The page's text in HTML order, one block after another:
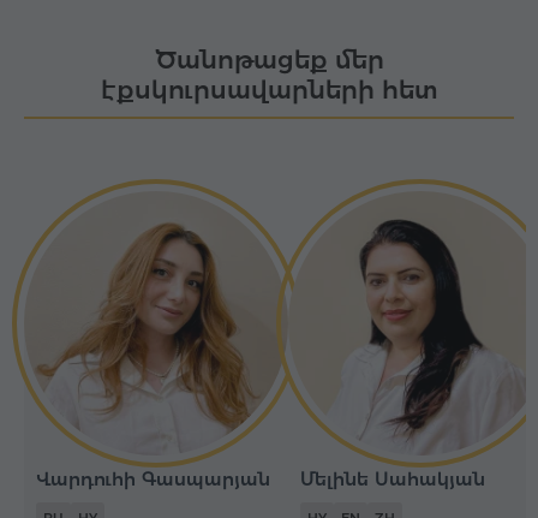
Ծանոթացեք մեր
էքսկուրսավարների հետ
Վարդուհի Գասպարյան Մելինե Սահակյան